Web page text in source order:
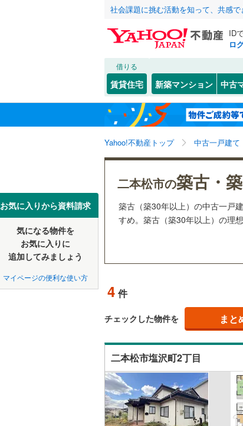
社会課題に挑む活動を知って、共感
ID
ロ
借りる
賃貸住宅 新築マンション 中古
Yahoo!不動産トップ 中古一戸建て
お気に入りから資料請求
気になる物件を
お気に入りに
追加してみましょう
マイページの便利な使い方
二本松市の築古・
築古（築30年以上）の中古一戸
すめ。築古（築30年以上）の理
4 件
チェックした物件を まと
二本松市塩沢町2丁目
北海道 北
東北 青森
関東 東京
新潟
東海 愛知
中国 鳥取
福岡
該当物件0件
福
い
喜
田村
本宮
伊
南
河
大
西
東
石
該当物件0件
表(1
渋川
該当物件0件
JR 東北
磐越
奥羽
野
該当物件0件
該当物件0件
こだわり条件 リフ
リ
（2
設備
床暖
駐
Ｔ
間取り
二
サ
最
配置
該当物件0件